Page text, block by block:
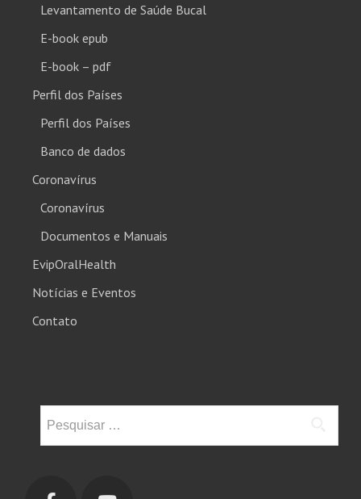
Levantamento de Saúde Bucal
E-book epub
E-book – pdf
Perfil dos Países
Perfil dos Países
Banco de dados
Coronavírus
Coronavírus
Documentos e Manuais
EvipOralHealth
Notícias e Eventos
Contato
por: